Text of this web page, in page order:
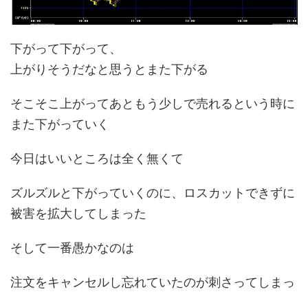
下がって下がって、
上がりそうだなと思うとまた下がる
そこそこ上がってあともう少しで売れるという時に
また下がっていく
今日はいいところは全く無くて
ズルズルと下がっていくのに、ロスカットできずに
被害を拡大してしまった
そして一番愚かなのは
注文をキャンセルし忘れていたのが刺さってしまっ